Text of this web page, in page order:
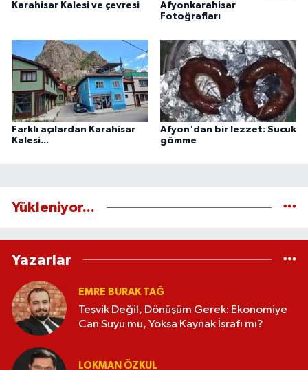
Karahisar Kalesi ve çevresi
Afyonkarahisar
Fotoğrafları
Farklı açılardan Karahisar
Kalesi...
Afyon'dan bir lezzet: Sucuk
gömme
Yükleniyor...
Yazarlar
EMRE BURAK TAĞ
Teşvik Değil, Dönüşüm Gerek: Ekonomiye
Can Suyu mu, Yoksa Kaynak İsrafı mı?
LOKMAN ÖZKUL